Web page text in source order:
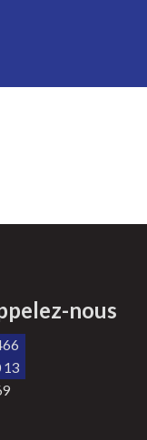
nous
13